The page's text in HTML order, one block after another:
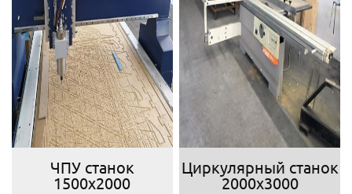
ЧПУ станок
1500х2000
Циркулярный станок
2000х3000